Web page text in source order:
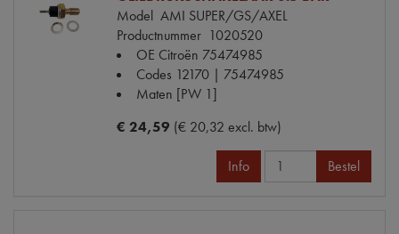
Model AMI SUPER/GS/AXEL
Productnummer 1020520
OE Citroën 75474985
Codes 12170 | 75474985
Maten [PW 1]
€ 24,59 (€ 20,32 excl. btw)
Info Bestel